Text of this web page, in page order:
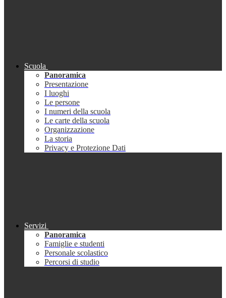
Scuola
Panoramica
Presentazione
I luoghi
Le persone
I numeri della scuola
Le carte della scuola
Organizzazione
La storia
Privacy e Protezione Dati
Servizi
Panoramica
Famiglie e studenti
Personale scolastico
Percorsi di studio